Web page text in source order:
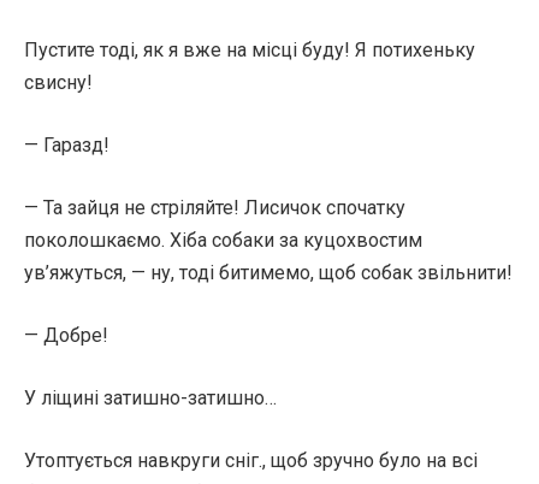
Пустите тоді, як я вже на місці буду! Я потихеньку
свисну!
— Гаразд!
— Та зайця не стріляйте! Лисичок спочатку
поколошкаємо. Хіба собаки за куцохвостим
ув’яжуться, — ну, тоді битимемо, щоб собак звільнити!
— Добре!
У ліщині затишно-затишно…
Утоптується навкруги сніг., щоб зручно було на всі